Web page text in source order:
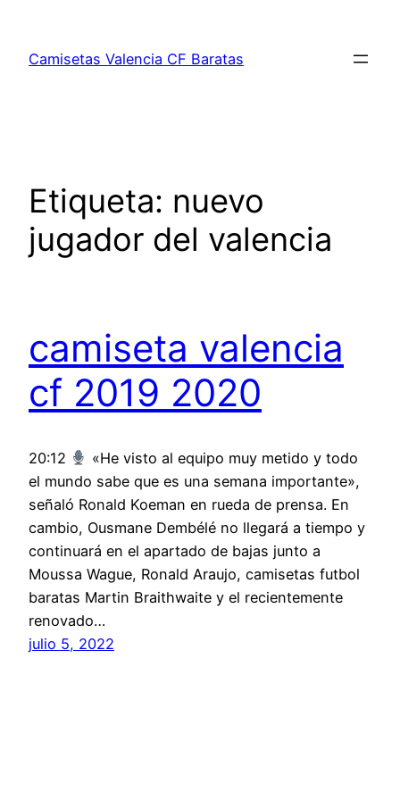
contenido
Camisetas Valencia CF Baratas
Etiqueta: nuevo
jugador del valencia
camiseta valencia
cf 2019 2020
20:12
«He visto al equipo muy metido y todo
el mundo sabe que es una semana importante»,
señaló Ronald Koeman en rueda de prensa. En
cambio, Ousmane Dembélé no llegará a tiempo y
continuará en el apartado de bajas junto a
Moussa Wague, Ronald Araujo, camisetas futbol
baratas Martin Braithwaite y el recientemente
renovado…
julio 5, 2022